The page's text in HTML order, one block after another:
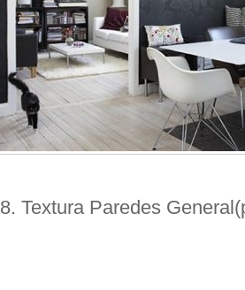
8. Textura Paredes